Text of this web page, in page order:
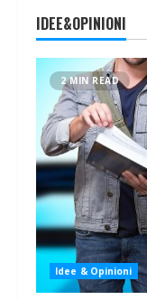
IDEE&OPINIONI
2 MIN READ
Idee & Opinioni